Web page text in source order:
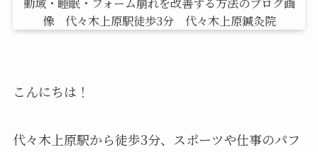
こんにちは！
代々木上原駅から徒歩3分、スポーツや仕事のパフ